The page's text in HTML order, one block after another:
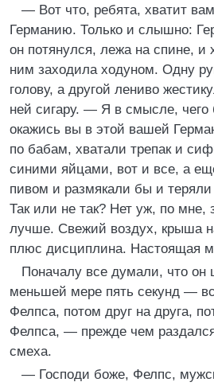
— Вот что, ребята, хватит
Германию. Только и слышно:
он потянулся, лежа на спине, и
ним заходила ходуном. Одну
голову, а другой лениво
ней сигару. — Я в смысле,
окажись вы в этой вашей
по бабам, хватали трепак и
синими яйцами, вот и все, а
пивом и размякали бы и
Так или не так? Нет уж, по мне,
лучше. Свежий воздух, крыша
плюс дисциплина. Настоящая
Поначалу все думали, что
меньшей мере пять секунд —
Фелпса, потом друг на друга,
Фелпса, — прежде чем
смеха.
— Господи боже, Фелпс,